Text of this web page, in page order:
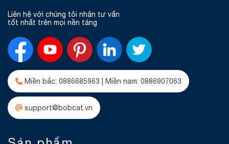
Liên hệ với chúng tôi nhận tư vấn
tốt nhất trên mọi nền tảng
Miền bắc: 0886685963 | Miền nam: 0886907063
support@bobcat.vn